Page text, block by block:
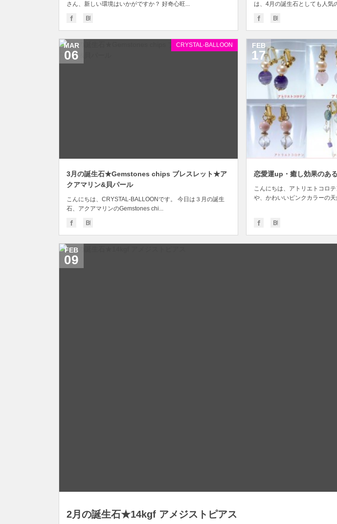
さん、新しい環境はいかがですか？ 好奇心旺...
は、4月の誕生石としても人気
CRYSTAL-BALLOON
3月の誕生石★Gemstones chips ブレスレット★ア
クアマリン&貝パール
こんにちは、CRYSTAL-BALLOONです。 今日は３月の誕生
石、アクアマリンのGemstones chi...
MAR
06
恋愛運up・癒し効果のあ
こんにちは、アトリエトコロ
や、かわいいピンクカラーの
FEB
17
2月の誕生石★14kgf アメジストピアス
FEB
09